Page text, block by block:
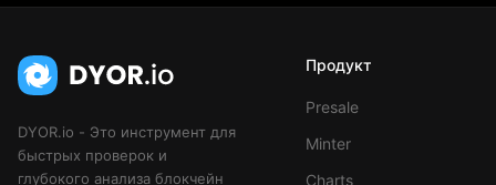
DYOR.io - Это инструмент для
быстрых проверок и
глубокого анализа блокчейн
Продукт
Presale
Minter
Charts